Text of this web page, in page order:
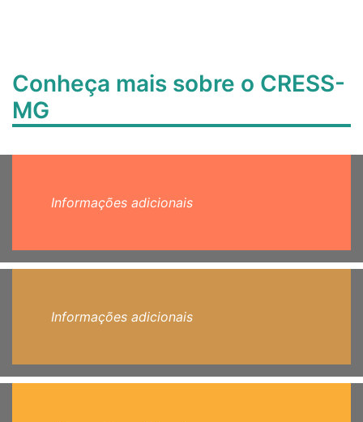
Conheça mais sobre o CRESS-
MG
Informações adicionais
Informações adicionais